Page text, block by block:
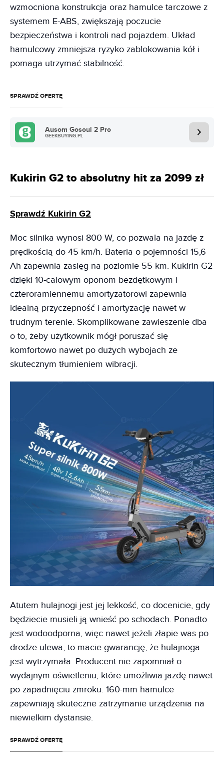
wzmocniona konstrukcja oraz hamulce tarczowe z
systemem E-ABS, zwiększają poczucie
bezpieczeństwa i kontroli nad pojazdem. Układ
hamulcowy zmniejsza ryzyko zablokowania kół i
pomaga utrzymać stabilność.
SPRAWDŹ OFERTĘ
Ausom Gosoul 2 Pro
GEEKBUYING.PL
Kukirin G2 to absolutny hit za 2099 zł
Sprawdź Kukirin G2
Moc silnika wynosi 800 W, co pozwala na jazdę z
prędkością do 45 km/h. Bateria o pojemności 15,6
Ah zapewnia zasięg na poziomie 55 km. Kukirin G2
dzięki 10-calowym oponom bezdętkowym i
czteroramiennemu amortyzatorowi zapewnia
idealną przyczepność i amortyzację nawet w
trudnym terenie. Skomplikowane zawieszenie dba
o to, żeby użytkownik mógł poruszać się
komfortowo nawet po dużych wybojach ze
skutecznym tłumieniem wibracji.
Atutem hulajnogi jest jej lekkość, co docenicie, gdy
będziecie musieli ją wnieść po schodach. Ponadto
jest wodoodporna, więc nawet jeżeli złapie was po
drodze ulewa, to macie gwarancję, że hulajnoga
jest wytrzymała. Producent nie zapomniał o
wydajnym oświetleniu, które umożliwia jazdę nawet
po zapadnięciu zmroku. 160-mm hamulce
zapewniają skuteczne zatrzymanie urządzenia na
niewielkim dystansie.
SPRAWDŹ OFERTĘ